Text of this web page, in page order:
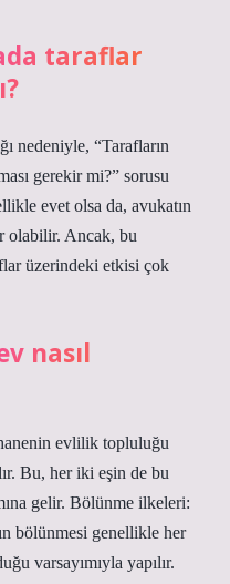
taraflar
nedeniyle, “Tarafların
gerekir mi?” sorusu
evet olsa da, avukatın
olabilir. Ancak, bu
üzerindeki etkisi çok
nasıl
evlilik topluluğu
Bu, her iki eşin de bu
gelir. Bölünme ilkeleri:
bölünmesi genellikle her
varsayımıyla yapılır.